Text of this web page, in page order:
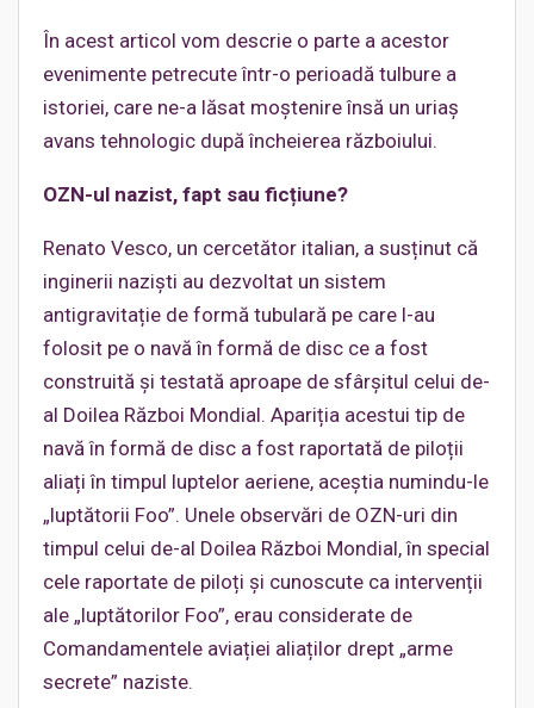
În acest articol vom descrie o parte a acestor
evenimente petrecute într-o perioadă tulbure a
istoriei, care ne-a lăsat moștenire însă un uriaș
avans tehnologic după încheierea războiului.
OZN-ul nazist, fapt sau ficțiune?
Renato Vesco, un cercetător italian, a susținut că
inginerii naziști au dezvoltat un sistem
antigravitație de formă tubulară pe care l-au
folosit pe o navă în formă de disc ce a fost
construită și testată aproape de sfârșitul celui de-
al Doilea Război Mondial. Apariția acestui tip de
navă în formă de disc a fost raportată de piloții
aliați în timpul luptelor aeriene, aceștia numindu-le
„luptătorii Foo”. Unele observări de OZN-uri din
timpul celui de-al Doilea Război Mondial, în special
cele raportate de piloți și cunoscute ca intervenții
ale „luptătorilor Foo”, erau considerate de
Comandamentele aviației aliaților drept „arme
secrete” naziste.